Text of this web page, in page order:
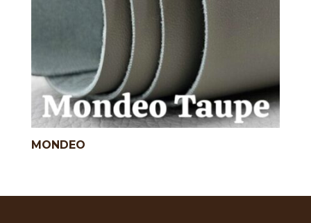
MONDEO